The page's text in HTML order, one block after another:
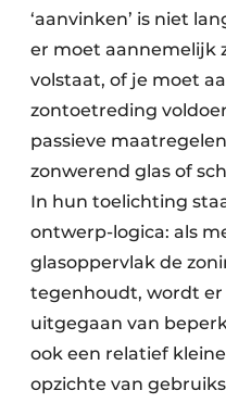
‘aanvinken’ is niet
er moet aannemelijk
volstaat, of je moet
zontoetreding
passieve
zonwerend glas of
In hun toelichting
ontwerp-logica: als
glasoppervlak de
tegenhoudt, wordt er
uitgegaan van
ook een relatief
opzichte van